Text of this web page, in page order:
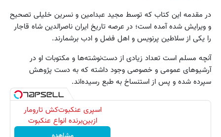
در مقدمه این کتاب که توسط مجید عبدامین و نسرین خلیلی تصحیح
و ویرایش شده آمده است؛ در عرصه تاریخ ایران ناصرالدین شاه قاجار
را یکی از سلاطین پرنویس و اهل فضل و ادب برشمارند.
آنچه مسلم است تعداد زیادی از دست‌نوشته‌ها و مکتوبات او در
آرشیوهای عمومی و خصوصی وجود داشته که به دست پژوهش
سپرده شده و پس از استنساخ به طبع رسیده‌اند.
اسپری عنکبوت‌‌کش تارومار
ازبین‌برنده انواع عنکبوت